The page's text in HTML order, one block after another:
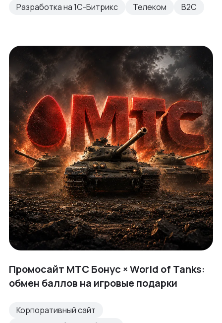
Разработка на 1С-Битрикс
Телеком B2C
Промосайт МТС Бонус × World of Tanks:
обмен баллов на игровые подарки
Корпоративный сайт